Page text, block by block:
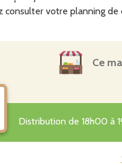
consulter votre planning
Ce
Distribution de 18h00 à